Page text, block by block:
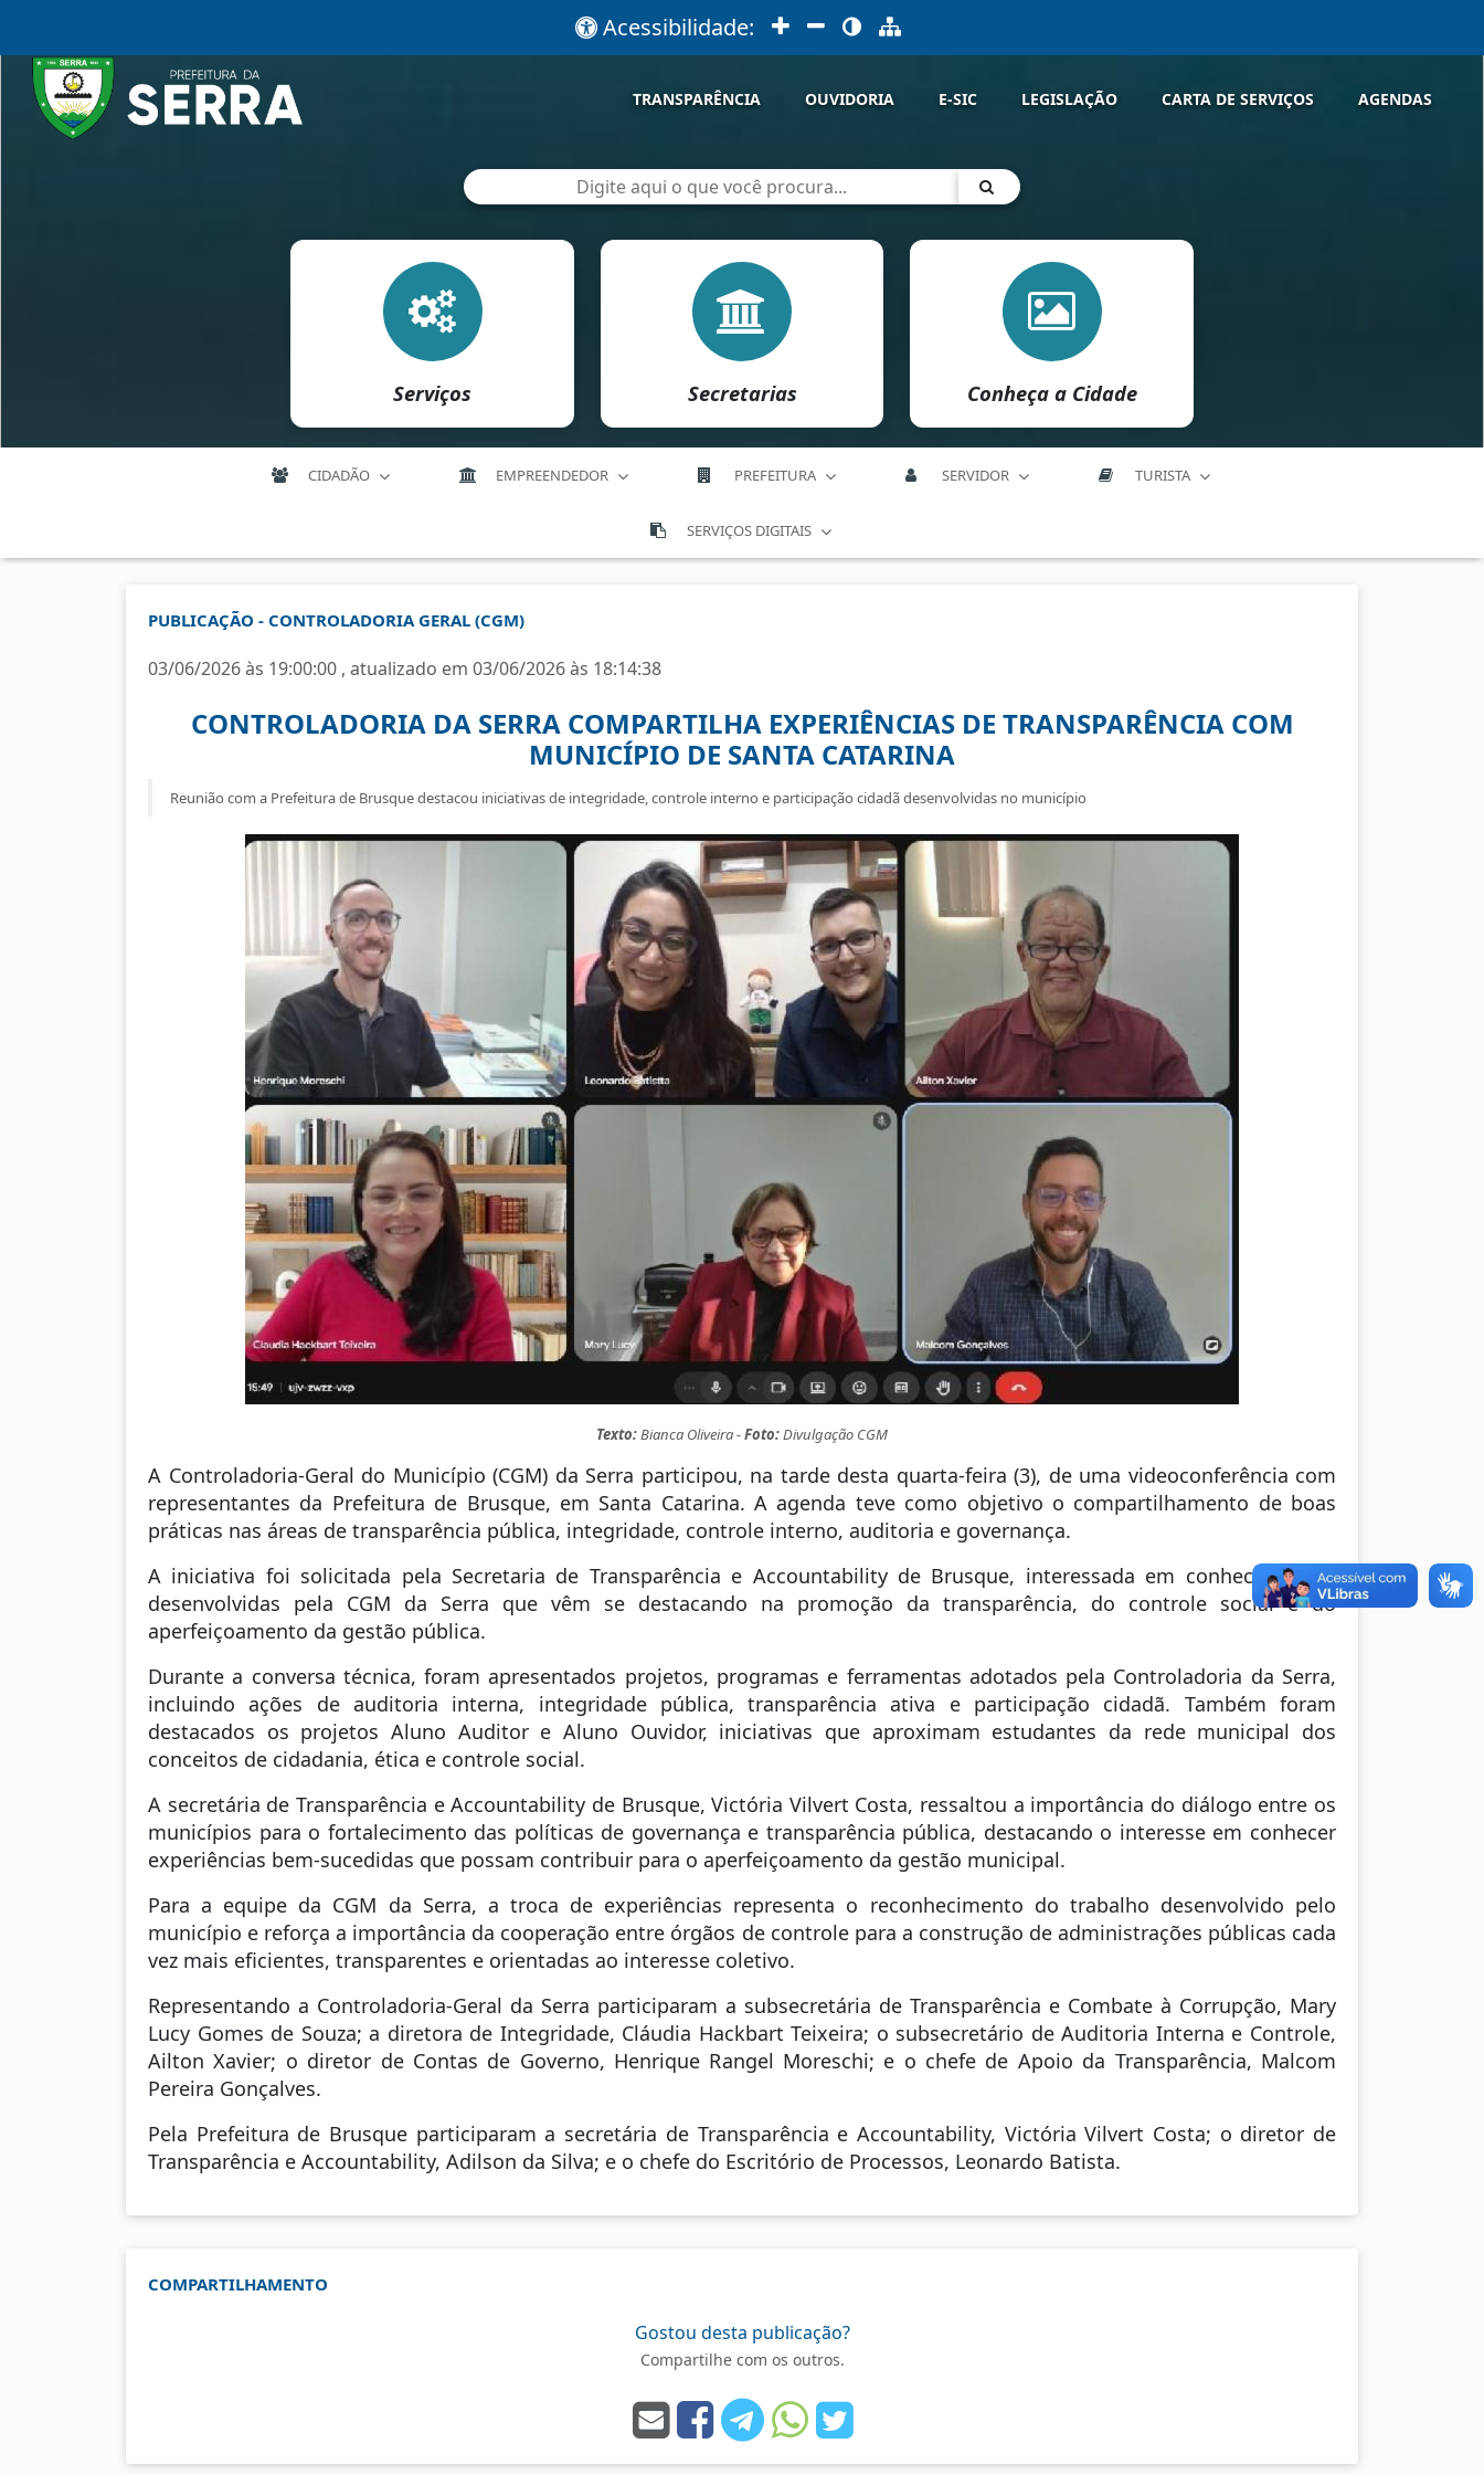
Acessibilidade:
TRANSPARÊNCIA OUVIDORIA E-SIC LEGISLAÇÃO CARTA DE SERVIÇOS AGENDAS
Serviços Secretarias Conheça a Cidade
CIDADÃO EMPREENDEDOR PREFEITURA SERVIDOR TURISTA
SERVIÇOS DIGITAIS
PUBLICAÇÃO - CONTROLADORIA GERAL (CGM)
03/06/2026 às 19:00:00 , atualizado em 03/06/2026 às 18:14:38
CONTROLADORIA DA SERRA COMPARTILHA EXPERIÊNCIAS DE TRANSPARÊNCIA COM
MUNICÍPIO DE SANTA CATARINA
Reunião com a Prefeitura de Brusque destacou iniciativas de integridade, controle interno e participação cidadã desenvolvidas no município
Texto:Bianca Oliveira -Foto:Divulgação CGM
A Controladoria-Geral do Município (CGM) da Serra participou, na tarde desta quarta-feira (3), de uma videoconferência com
representantes da Prefeitura de Brusque, em Santa Catarina. A agenda teve como objetivo o compartilhamento de boas
práticas nas áreas de transparência pública, integridade, controle interno, auditoria e governança.
A iniciativa foi solicitada pela Secretaria de Transparência e Accountability de Brusque, interessada em conhecer ações
desenvolvidas pela CGM da Serra que vêm se destacando na promoção da transparência, do controle social e do
aperfeiçoamento da gestão pública.
Durante a conversa técnica, foram apresentados projetos, programas e ferramentas adotados pela Controladoria da Serra,
incluindo ações de auditoria interna, integridade pública, transparência ativa e participação cidadã. Também foram
destacados os projetos Aluno Auditor e Aluno Ouvidor, iniciativas que aproximam estudantes da rede municipal dos
conceitos de cidadania, ética e controle social.
A secretária de Transparência e Accountability de Brusque, Victória Vilvert Costa, ressaltou a importância do diálogo entre os
municípios para o fortalecimento das políticas de governança e transparência pública, destacando o interesse em conhecer
experiências bem-sucedidas que possam contribuir para o aperfeiçoamento da gestão municipal.
Para a equipe da CGM da Serra, a troca de experiências representa o reconhecimento do trabalho desenvolvido pelo
município e reforça a importância da cooperação entre órgãos de controle para a construção de administrações públicas cada
vez mais eficientes, transparentes e orientadas ao interesse coletivo.
Representando a Controladoria-Geral da Serra participaram a subsecretária de Transparência e Combate à Corrupção, Mary
Lucy Gomes de Souza; a diretora de Integridade, Cláudia Hackbart Teixeira; o subsecretário de Auditoria Interna e Controle,
Ailton Xavier; o diretor de Contas de Governo, Henrique Rangel Moreschi; e o chefe de Apoio da Transparência, Malcom
Pereira Gonçalves.
Pela Prefeitura de Brusque participaram a secretária de Transparência e Accountability, Victória Vilvert Costa; o diretor de
Transparência e Accountability, Adilson da Silva; e o chefe do Escritório de Processos, Leonardo Batista.
COMPARTILHAMENTO
Gostou desta publicação?
Compartilhe com os outros.